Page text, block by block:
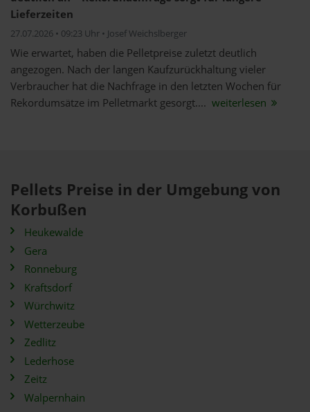
Lieferzeiten
27.07.2026 • 09:23 Uhr • Josef Weichslberger
Wie erwartet, haben die Pelletpreise zuletzt deutlich
angezogen. Nach der langen Kaufzurückhaltung vieler
Verbraucher hat die Nachfrage in den letzten Wochen für
Rekordumsätze im Pelletmarkt gesorgt.... weiterlesen
Pellets Preise in der Umgebung von
Korbußen
Heukewalde
Gera
Ronneburg
Kraftsdorf
Würchwitz
Wetterzeube
Zedlitz
Lederhose
Zeitz
Walpernhain